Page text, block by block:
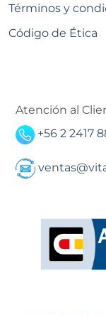
Términos y
Código de Ética
Atención al
+56 2 2417